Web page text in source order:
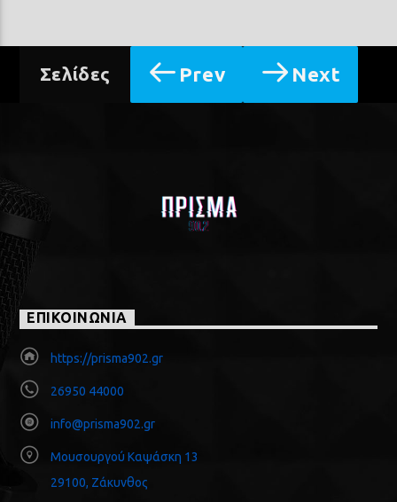
Σελίδες Prev Next
ΕΠΙΚΟΙΝΩΝΙΑ
https://prisma902.gr
26950 44000
info@prisma902.gr
Μουσουργού Καψάσκη 13
29100, Ζάκυνθος